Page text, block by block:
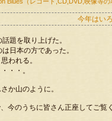
今年はい
題を取り上げた。
日本の方であった。
われる。
・・。
か山のように。
今のうちに皆さん正座してご覧